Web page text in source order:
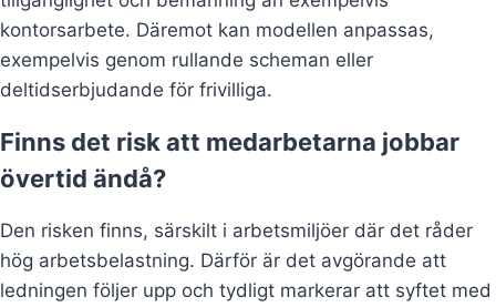
kontorsarbete. Däremot kan modellen anpassas,
exempelvis genom rullande scheman eller
deltidserbjudande för frivilliga.
Finns det risk att medarbetarna jobbar
övertid ändå?
Den risken finns, särskilt i arbetsmiljöer där det råder
hög arbetsbelastning. Därför är det avgörande att
ledningen följer upp och tydligt markerar att syftet med